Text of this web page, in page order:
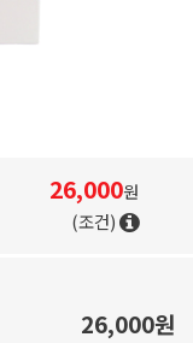
26,000원
(조건)
26,000원